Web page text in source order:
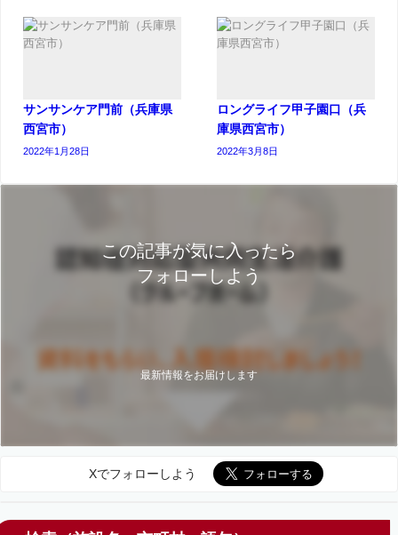
サンサンケア門前（兵庫県
西宮市）
2022年1月28日
ロングライフ甲子園口（兵
庫県西宮市）
2022年3月8日
この記事が気に入ったら
フォローしよう
最新情報をお届けします
Xでフォローしよう